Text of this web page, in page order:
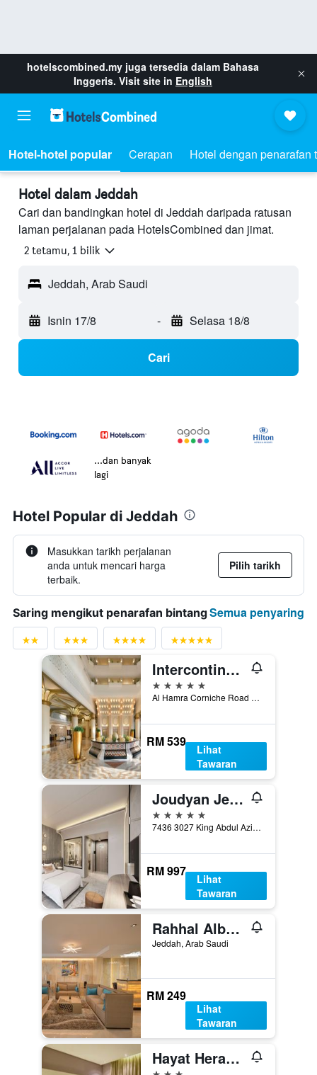
hotelscombined.my juga tersedia dalam Bahasa
Inggeris. Visit site in English
Hotel-hotel popular Cerapan Hotel dengan penarafan
Hotel dalam Jeddah
Cari dan bandingkan hotel di Jeddah daripada ratusan
laman perjalanan pada HotelsCombined dan jimat.
2 tetamu, 1 bilik
Jeddah, Arab Saudi
Isnin 17/8 - Selasa 18/8
Cari
...dan banyak
lagi
Hotel Popular di Jeddah
Masukkan tarikh perjalanan
anda untuk mencari harga
terbaik.
Pilih tarikh
Saring mengikut penarafan bintangSemua penyaring
Intercontinental Hotels Jeddah By IHG
5 bintang
Al Hamra Corniche Road Jeddah 21531 Sea Front, Jeddah, Arab Saudi
RM 539
Lihat
Tawaran
Joudyan Jeddah Red Sea Mall
5 bintang
7436 3027 King Abdul Aziz Road, Jeddah, Arab Saudi
RM 997
Lihat
Tawaran
Rahhal Albahr Serviced Apartments
Jeddah, Arab Saudi
RM 249
Lihat
Tawaran
Hayat Heraa Hotel